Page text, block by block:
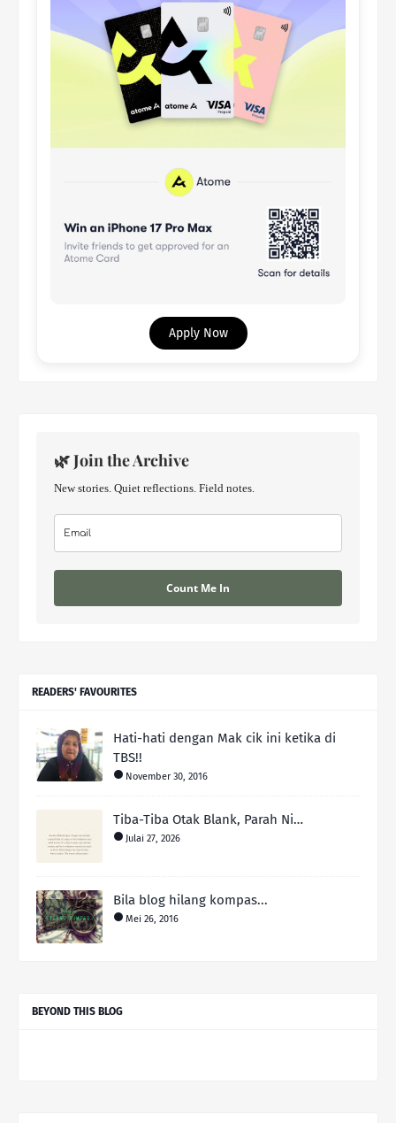
Apply Now
🌿 Join the Archive
New stories. Quiet reflections. Field notes.
Count Me In
READERS' FAVOURITES
Hati-hati dengan Mak cik ini ketika di
TBS!!
November 30, 2016
Tiba-Tiba Otak Blank, Parah Ni…
Julai 27, 2026
Bila blog hilang kompas...
Mei 26, 2016
BEYOND THIS BLOG